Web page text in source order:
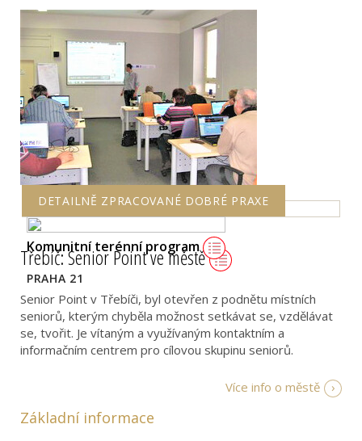
DETAILNĚ ZPRACOVANÉ DOBRÉ PRAXE
Komunitní terénní program
PRAHA 21
Třebíč: Senior Point ve městě
Senior Point v Třebíči, byl otevřen z podnětu místních
seniorů, kterým chyběla možnost setkávat se, vzdělávat
se, tvořit. Je vítaným a využívaným kontaktním a
informačním centrem pro cílovou skupinu seniorů.
Více info o městě
Základní informace